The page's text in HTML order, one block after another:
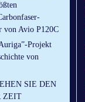
von Avio P120C
Projekt
von
SIE DEN
ZEIT